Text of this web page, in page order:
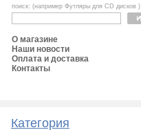
О магазине
Наши новости
Оплата и доставка
Контакты
поиск: (например Футляры для CD дисков )
Категория